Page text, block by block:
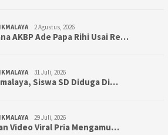
2 Agustus, 2026
AKBP Ade Papa Rihi Usai Re…
31 Juli, 2026
Siswa SD Diduga Di…
29 Juli, 2026
Video Viral Pria Mengamu…